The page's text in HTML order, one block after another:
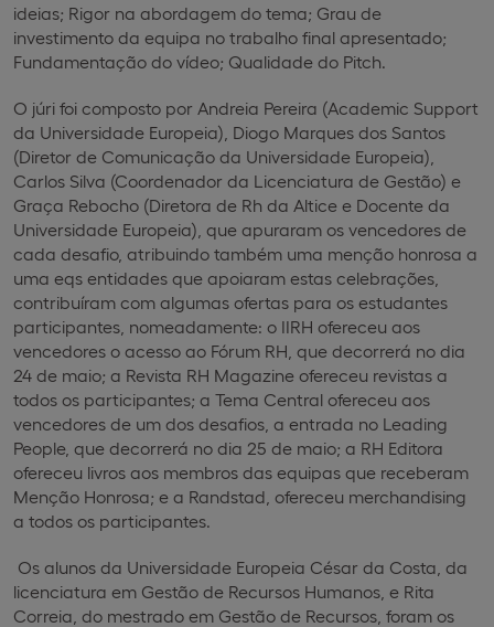
ideias; Rigor na abordagem do tema; Grau de
investimento da equipa no trabalho final apresentado;
Fundamentação do vídeo; Qualidade do Pitch.
O júri foi composto por Andreia Pereira (Academic Support
da Universidade Europeia), Diogo Marques dos Santos
(Diretor de Comunicação da Universidade Europeia),
Carlos Silva (Coordenador da Licenciatura de Gestão) e
Graça Rebocho (Diretora de Rh da Altice e Docente da
Universidade Europeia), que apuraram os vencedores de
cada desafio, atribuindo também uma menção honrosa a
uma eqs entidades que apoiaram estas celebrações,
contribuíram com algumas ofertas para os estudantes
participantes, nomeadamente: o IIRH ofereceu aos
vencedores o acesso ao Fórum RH, que decorrerá no dia
24 de maio; a Revista RH Magazine ofereceu revistas a
todos os participantes; a Tema Central ofereceu aos
vencedores de um dos desafios, a entrada no Leading
People, que decorrerá no dia 25 de maio; a RH Editora
ofereceu livros aos membros das equipas que receberam
Menção Honrosa; e a Randstad, ofereceu merchandising
a todos os participantes.
Os alunos da Universidade Europeia César da Costa, da
licenciatura em Gestão de Recursos Humanos, e Rita
Correia, do mestrado em Gestão de Recursos, foram os